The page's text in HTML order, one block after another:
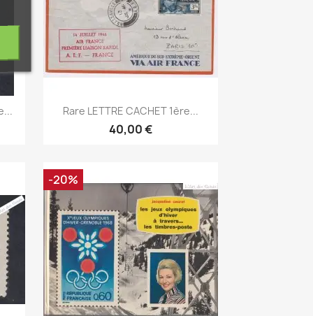
Rare LETTRE CACHET 1ère...
40,00 €
Aperçu rapide
-20%